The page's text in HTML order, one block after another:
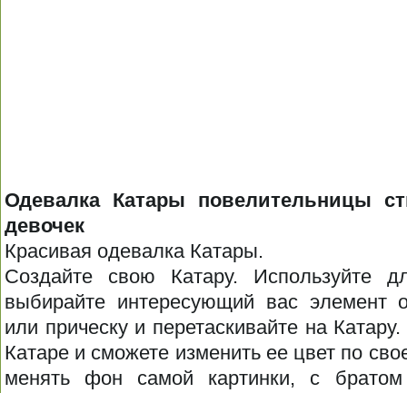
Одевалка Катары повелительницы
девочек
Красивая одевалка Катары.
Создайте свою Катару. Используйте
выбирайте интересующий вас элемент
или прическу и перетаскивайте на
Катаре и сможете изменить ее цвет по
менять фон самой картинки, с